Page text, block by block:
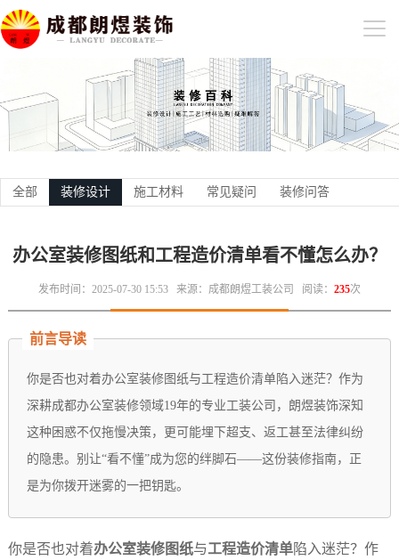
全部 装修设计 施工材料 常见疑问 装修问答
办公室装修图纸和工程造价清单看不懂怎么办？
发布时间：2025-07-30 15:53 来源：成都朗煜工装公司 阅读： 235次
前言导读
你是否也对着办公室装修图纸与工程造价清单陷入迷茫？作为
深耕成都办公室装修领域19年的专业工装公司，朗煜装饰深知
这种困惑不仅拖慢决策，更可能埋下超支、返工甚至法律纠纷
的隐患。别让“看不懂”成为您的绊脚石——这份装修指南，正
是为你拨开迷雾的一把钥匙。
你是否也对着办公室装修图纸与工程造价清单陷入迷茫？作